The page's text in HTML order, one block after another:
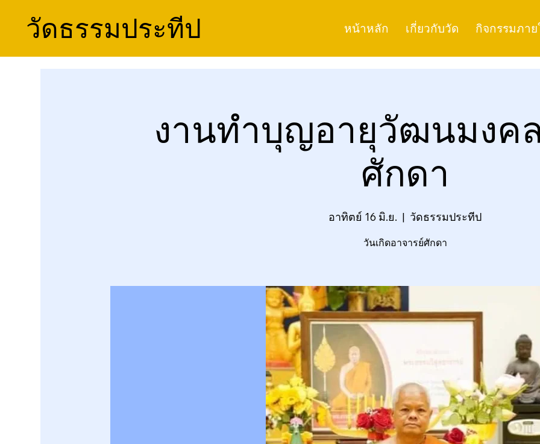
วัดธรรมประทีป หน้าหลัก เกี่ยวกับวัด กิจกรรมภา
งานทำบุญอายุวัฒนมงค
ศักดา
อาทิตย์ 16 มิ.ย.
  |
วัดธรรมประทีป
วันเกิดอาจารย์ศักดา